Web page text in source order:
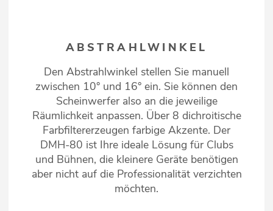
ABSTRAHLWINKEL
Den Abstrahlwinkel stellen Sie manuell
zwischen 10° und 16° ein. Sie können den
Scheinwerfer also an die jeweilige
Räumlichkeit anpassen. Über 8 dichroitische
Farbfiltererzeugen farbige Akzente. Der
DMH-80 ist Ihre ideale Lösung für Clubs
und Bühnen, die kleinere Geräte benötigen
aber nicht auf die Professionalität verzichten
möchten.